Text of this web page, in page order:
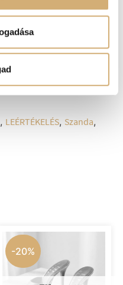
, LEÉRTÉKELÉS, Szanda,
-20%